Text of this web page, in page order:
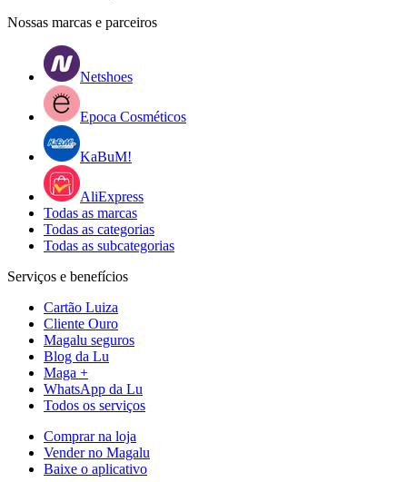
Nossas marcas e parceiros
Netshoes
Epoca Cosméticos
KaBuM!
AliExpress
Todas as marcas
Todas as categorias
Todas as subcategorias
Serviços e benefícios
Cartão Luiza
Cliente Ouro
Magalu seguros
Blog da Lu
Maga +
WhatsApp da Lu
Todos os serviços
Comprar na loja
Vender no Magalu
Baixe o aplicativo